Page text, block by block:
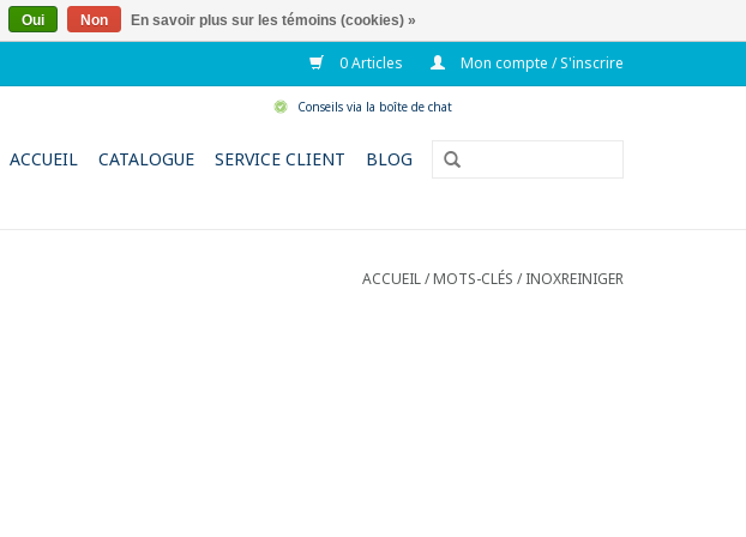
0 Articles Mon compte / S'inscrire
Conseils via la boîte de chat
ACCUEIL CATALOGUE SERVICE CLIENT BLOG
ACCUEIL/MOTS-CLÉS /INOXREINIGER
Oui Non En savoir plus sur les témoins (cookies) »